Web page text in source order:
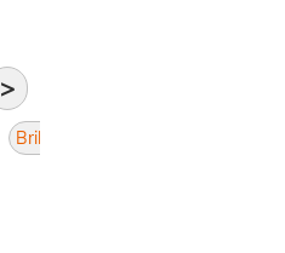
>
Brillen Butterfly